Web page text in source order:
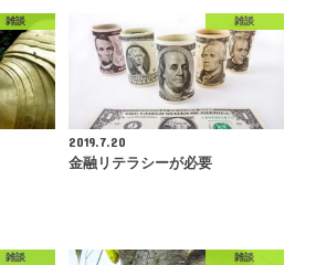
雑談 雑談
2019.7.20
金融リテラシーが必要
雑談 雑談